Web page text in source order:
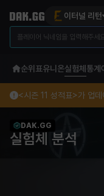
이터널 리턴
순위표유니온실험체 통계
<시즌 11 성적표>가 업
DAK.GG
실험체 분석